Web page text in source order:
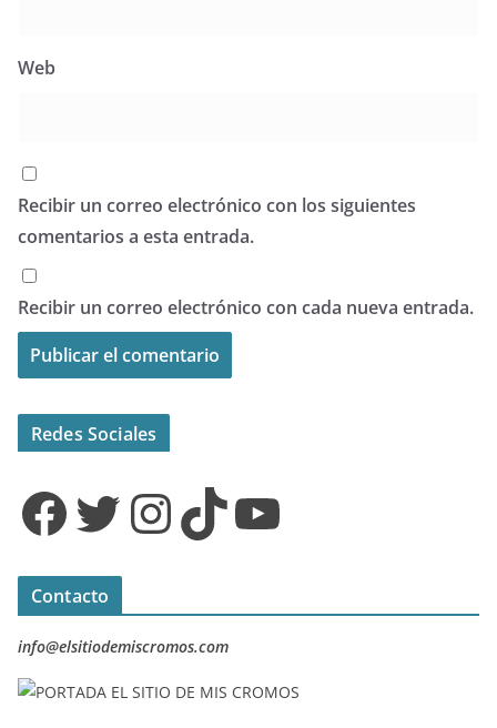
Web
Recibir un correo electrónico con los siguientes
comentarios a esta entrada.
Recibir un correo electrónico con cada nueva entrada.
Redes Sociales
Facebook Twitter InstagramTikTok YouTube
Contacto
info@elsitiodemiscromos.com